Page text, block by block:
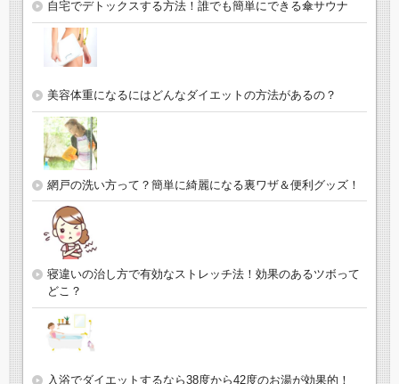
自宅でデトックスする方法！誰でも簡単にできる傘サウナ
美容体重になるにはどんなダイエットの方法があるの？
網戸の洗い方って？簡単に綺麗になる裏ワザ＆便利グッズ！
寝違いの治し方で有効なストレッチ法！効果のあるツボって
どこ？
入浴でダイエットするなら38度から42度のお湯が効果的！